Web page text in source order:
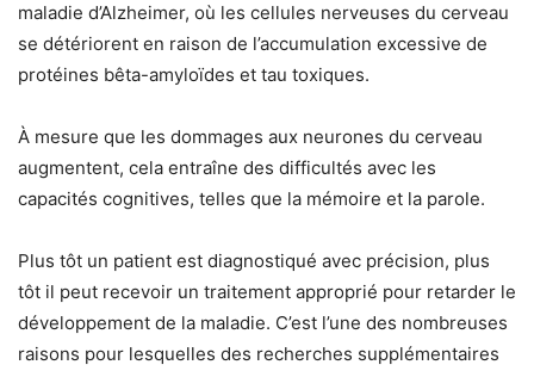
maladie d’Alzheimer, où les cellules nerveuses du cerveau
se détériorent en raison de l’accumulation excessive de
protéines bêta-amyloïdes et tau toxiques.
À mesure que les dommages aux neurones du cerveau
augmentent, cela entraîne des difficultés avec les
capacités cognitives, telles que la mémoire et la parole.
Plus tôt un patient est diagnostiqué avec précision, plus
tôt il peut recevoir un traitement approprié pour retarder le
développement de la maladie. C’est l’une des nombreuses
raisons pour lesquelles des recherches supplémentaires